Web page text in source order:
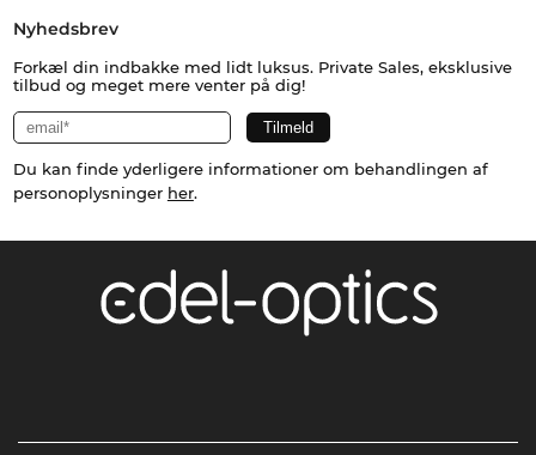
Nyhedsbrev
Forkæl din indbakke med lidt luksus. Private Sales, eksklusive
tilbud og meget mere venter på dig!
Du kan finde yderligere informationer om behandlingen af
personoplysninger her.